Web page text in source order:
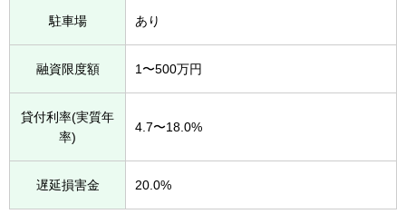
駐車場 あり
融資限度額 1〜500万円
貸付利率(実質年
率)
4.7〜18.0%
遅延損害金 20.0%